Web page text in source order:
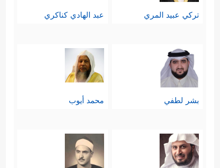
تركي عبيد المري عبد الهادي كناكري
بشر لطفي محمد أيوب